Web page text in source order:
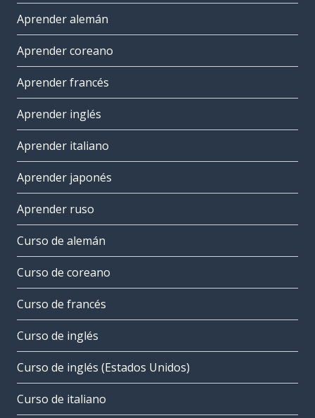
Aprender alemán
Aprender coreano
Aprender francés
Aprender inglés
Aprender italiano
Aprender japonés
Aprender ruso
Curso de alemán
Curso de coreano
Curso de francés
Curso de inglés
Curso de inglés (Estados Unidos)
Curso de italiano